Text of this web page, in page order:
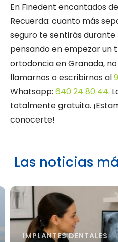
En Finedent encantados
Recuerda: cuanto más
seguro te sentirás durante
pensando en empezar un
ortodoncia en Granada,
llamarnos o escribirnos al
Whatsapp: 640 24 80 44.
totalmente gratuita.
conocerte!
Las noticias
IMPLANTES DENTALES